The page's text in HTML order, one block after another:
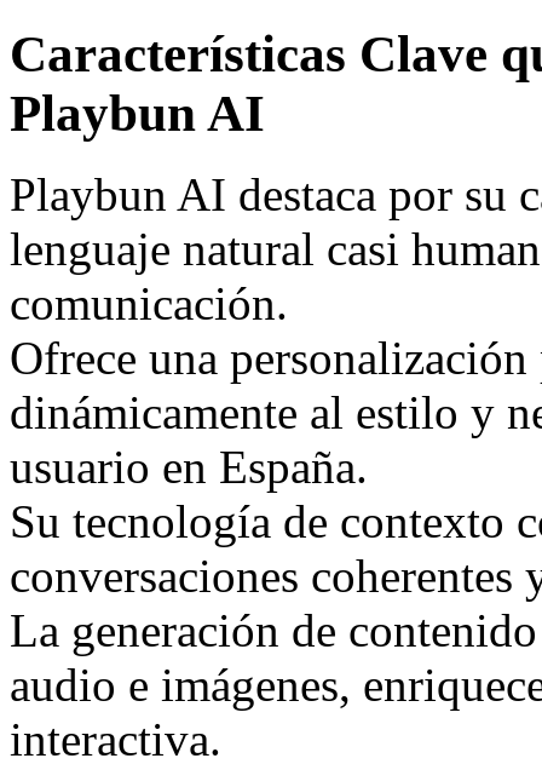
Características Clave
Playbun AI
Playbun AI destaca por su
lenguaje natural casi
comunicación.
Ofrece una
dinámicamente al estilo y
usuario en España.
Su tecnología de contexto
conversaciones
La generación de
audio e imágenes,
interactiva.